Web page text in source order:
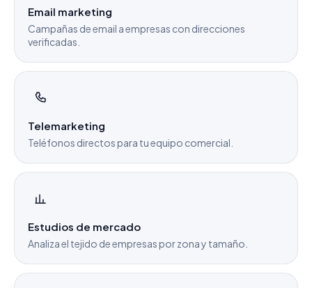
Email marketing
Campañas de email a empresas con direcciones
verificadas.
Telemarketing
Teléfonos directos para tu equipo comercial.
Estudios de mercado
Analiza el tejido de empresas por zona y tamaño.